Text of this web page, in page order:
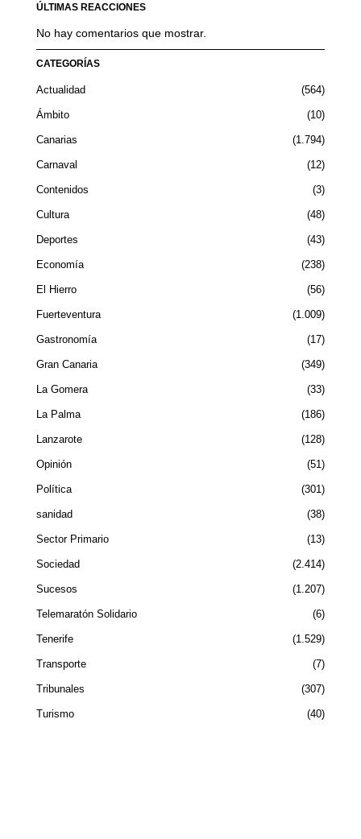
ÚLTIMAS REACCIONES
No hay comentarios que mostrar.
CATEGORÍAS
Actualidad 564
Ámbito 10
Canarias 1.794
Carnaval 12
Contenidos 3
Cultura 48
Deportes 43
Economía 238
El Hierro 56
Fuerteventura 1.009
Gastronomía 17
Gran Canaria 349
La Gomera 33
La Palma 186
Lanzarote 128
Opinión 51
Política 301
sanidad 38
Sector Primario 13
Sociedad 2.414
Sucesos 1.207
Telemaratón Solidario 6
Tenerife 1.529
Transporte 7
Tribunales 307
Turismo 40